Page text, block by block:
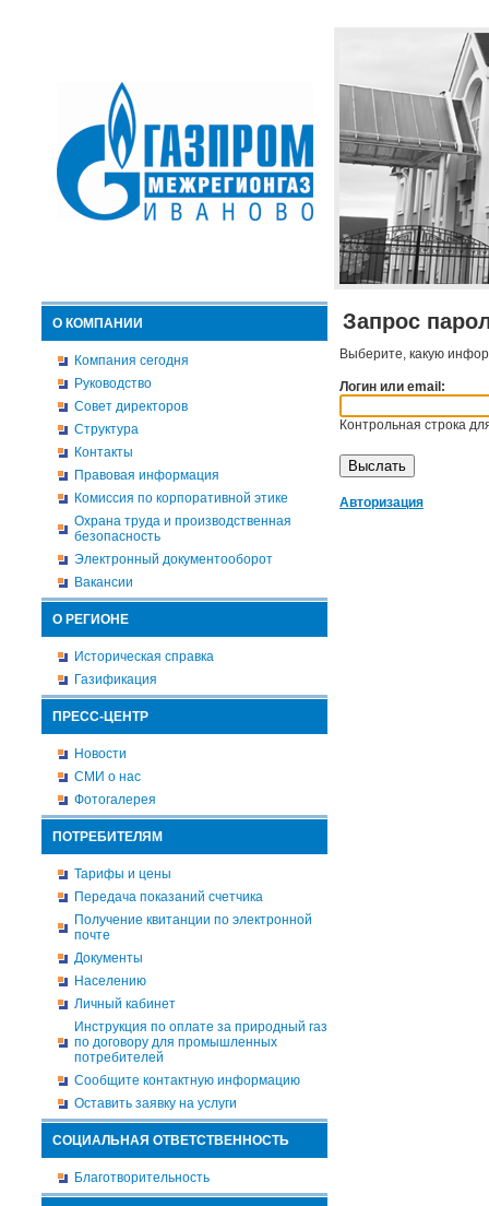
О КОМПАНИИ
Компания сегодня
Руководство
Совет директоров
Структура
Контакты
Правовая информация
Комиссия по корпоративной этике
Охрана труда и производственная
безопасность
Электронный документооборот
Вакансии
О РЕГИОНЕ
Историческая справка
Газификация
ПРЕСС-ЦЕНТР
Новости
СМИ о нас
Фотогалерея
ПОТРЕБИТЕЛЯМ
Тарифы и цены
Передача показаний счетчика
Получение квитанции по электронной
почте
Документы
Населению
Личный кабинет
Инструкция по оплате за природный газ
по договору для промышленных
потребителей
Сообщите контактную информацию
Оставить заявку на услуги
СОЦИАЛЬНАЯ ОТВЕТСТВЕННОСТЬ
Благотворительность
Запрос
Выберите, какую
Логин или email:
Контрольная строка
Авторизация